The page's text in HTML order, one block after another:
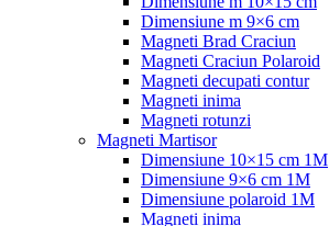
Dimensiune m 9×6 cm
Magneti Brad Craciun
Magneti Craciun Polaroid
Magneti decupati contur
Magneti inima
Magneti rotunzi
Magneti Martisor
Dimensiune 10×15 cm 1M
Dimensiune 9×6 cm 1M
Dimensiune polaroid 1M
Magneti inima